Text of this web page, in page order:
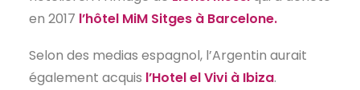
en 2017 l’hôtel MiM Sitges à Barcelone.
Selon des medias espagnol, l’Argentin aurait
également acquis l’Hotel el Vivi à Ibiza.